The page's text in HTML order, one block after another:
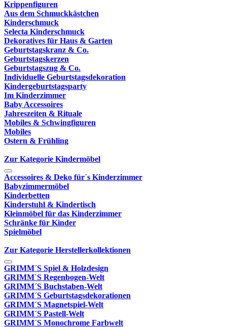
Krippenfiguren
Aus dem Schmuckkästchen
Kinderschmuck
Selecta Kinderschmuck
Dekoratives für Haus & Garten
Geburtstagskranz & Co.
Geburtstagskerzen
Geburtstagszug & Co.
Individuelle Geburtstagsdekoration
Kindergeburtstagsparty
Im Kinderzimmer
Baby Accessoires
Jahreszeiten & Rituale
Mobiles & Schwingfiguren
Mobiles
Ostern & Frühling
Zur Kategorie Kindermöbel
Accessoires & Deko für´s Kinderzimmer
Babyzimmermöbel
Kinderbetten
Kinderstuhl & Kindertisch
Kleinmöbel für das Kinderzimmer
Schränke für Kinder
Spielmöbel
Zur Kategorie Herstellerkollektionen
GRIMM´S Spiel & Holzdesign
GRIMM`S Regenbogen-Welt
GRIMM´S Buchstaben-Welt
GRIMM´S Geburtstagsdekorationen
GRIMM´S Magnetspiel-Welt
GRIMM´S Pastell-Welt
GRIMM´S Monochrome Farbwelt